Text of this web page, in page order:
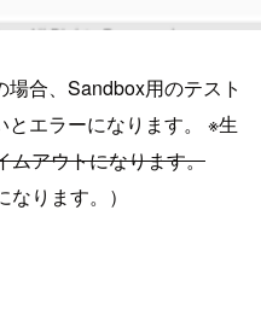
合、Sandbox用のテスト
エラーになります。 ※生
ムアウトになります。
ります。）